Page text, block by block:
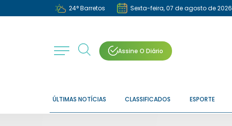
24°Barretos Sexta-feira, 07 de agosto de 2026
Assine O Diário
ÚLTIMAS NOTÍCIAS CLASSIFICADOS ESPORTE